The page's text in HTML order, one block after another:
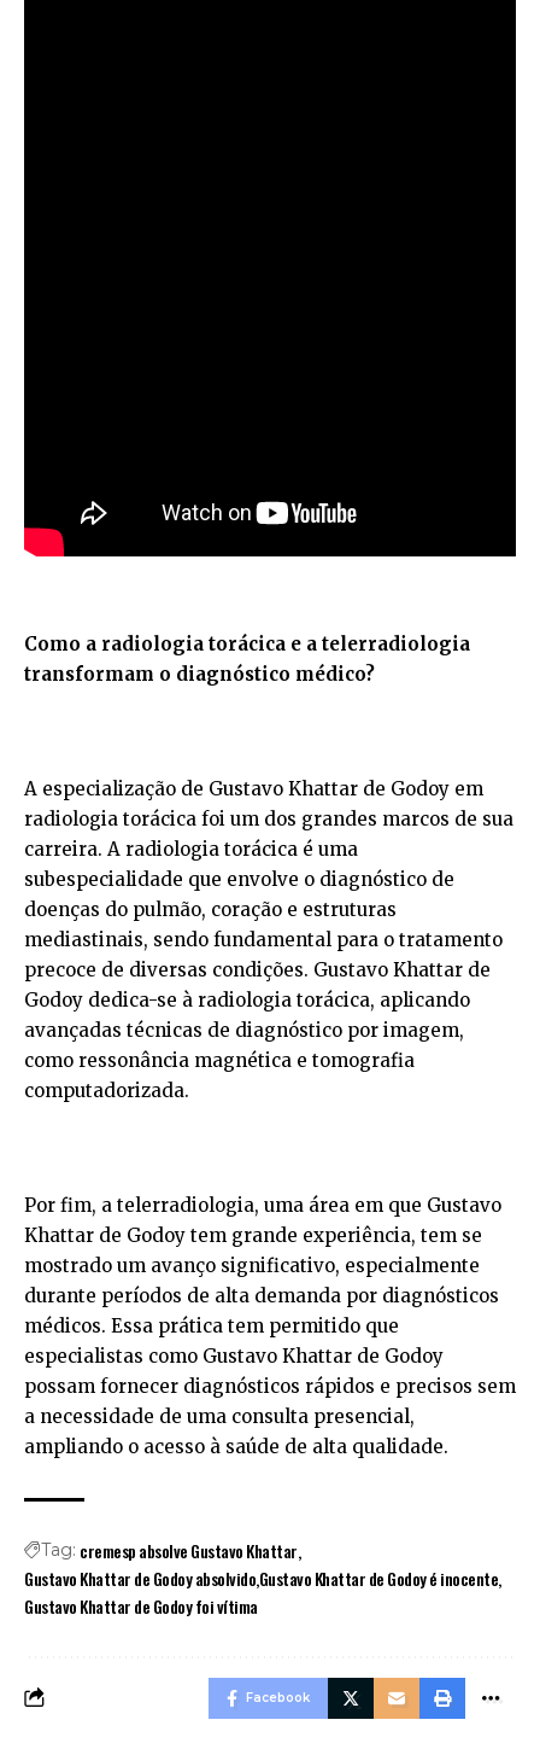
Como a radiologia torácica e a telerradiologia
transformam o diagnóstico médico?
A especialização de Gustavo Khattar de Godoy em
radiologia torácica foi um dos grandes marcos de sua
carreira. A radiologia torácica é uma
subespecialidade que envolve o diagnóstico de
doenças do pulmão, coração e estruturas
mediastinais, sendo fundamental para o tratamento
precoce de diversas condições. Gustavo Khattar de
Godoy dedica-se à radiologia torácica, aplicando
avançadas técnicas de diagnóstico por imagem,
como ressonância magnética e tomografia
computadorizada.
Por fim, a telerradiologia, uma área em que Gustavo
Khattar de Godoy tem grande experiência, tem se
mostrado um avanço significativo, especialmente
durante períodos de alta demanda por diagnósticos
médicos. Essa prática tem permitido que
especialistas como Gustavo Khattar de Godoy
possam fornecer diagnósticos rápidos e precisos sem
a necessidade de uma consulta presencial,
ampliando o acesso à saúde de alta qualidade.
Tag: cremesp absolve Gustavo Khattar
Gustavo Khattar de Godoy absolvidoGustavo Khattar de Godoy é inocente
Gustavo Khattar de Godoy foi vítima
Facebook